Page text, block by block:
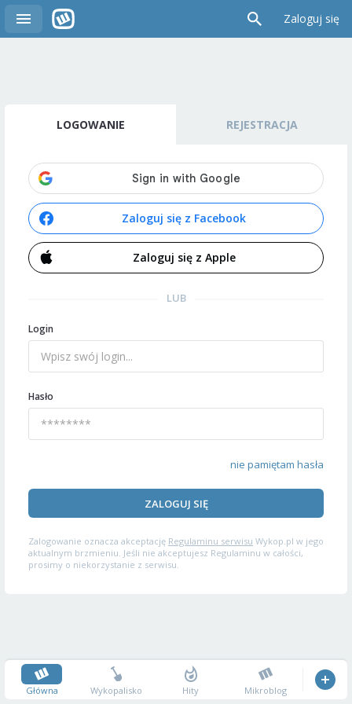
Zaloguj się
LOGOWANIE REJESTRACJA
Zaloguj się z Facebook
Zaloguj się z Apple
LUB
Login
Hasło
nie pamiętam hasła
ZALOGUJ SIĘ
Zalogowanie oznacza akceptację Regulaminu serwisu Wykop.pl w jego
aktualnym brzmieniu. Jeśli nie akceptujesz Regulaminu w całości,
prosimy o niekorzystanie z serwisu.
Główna Wykopalisko Hity Mikroblog